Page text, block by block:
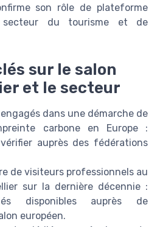
son rôle de plateforme
secteur du tourisme et de
sur le salon
et le secteur
dans une démarche de
carbone en Europe :
auprès des fédérations
de visiteurs professionnels au
sur la dernière décennie :
disponibles auprès de
européen.